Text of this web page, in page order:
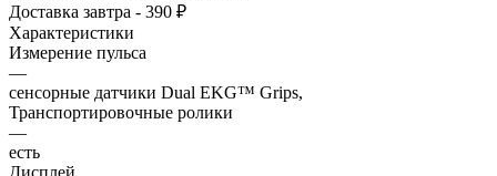
Доставка завтра - 390 ₽
Характеристики
Измерение пульса
—
сенсорные датчики Dual EKG™ Grips,
Транспортировочные ролики
—
есть
Дисплей